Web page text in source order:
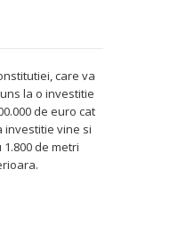
care va
la o investitie
de euro cat
investitie vine si
de metri